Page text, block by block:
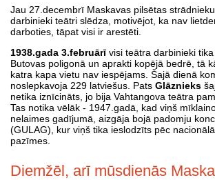
Jau 27.decembrī Maskavas pilsētas
darbinieki teātri slēdza, motivējot, ka nav
darboties, tāpat visi ir arestēti.
1938.gada 3.februārī visi teātra darbinieki tika
Butovas poligonā un aprakti kopējā bedrē, tā
katra kapa vietu nav iespējams. Šajā dienā
noslepkavoja 229 latviešus. Pats Glāznieks
netika iznīcināts, jo bija Vahtangova teātra
Tas notika vēlāk - 1947.gadā, kad viņš
nelaimes gadījumā, aizgāja bojā padomju
(GULAG), kur viņš tika ieslodzīts pēc
pazīmes.
Diemžēl, arī mūsdienās